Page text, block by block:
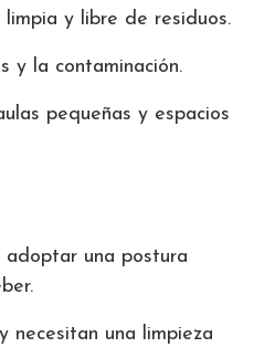
y libre de residuos.
y la contaminación.
pequeñas y espacios
adoptar una postura
necesitan una limpieza